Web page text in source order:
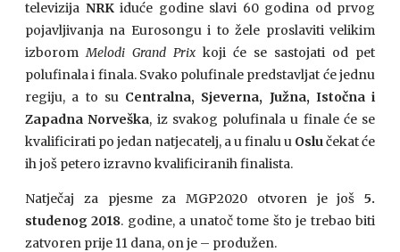
televizija NRKiduće godine slavi 60 godina od prvog
pojavljivanja na Eurosongu i to žele proslaviti velikim
izborom Melodi Grand Prix koji će se sastojati od pet
polufinala i finala. Svako polufinale predstavljat će jednu
regiju, a to su Centralna, Sjeverna, Južna, Istočna i
Zapadna Norveška, iz svakog polufinala u finale će se
kvalificirati po jedan natjecatelj, a u finalu u Oslu čekat će
ih još petero izravno kvalificiranih finalista.
Natječaj za pjesme za MGP2020 otvoren je još 5.
studenog 2018. godine, a unatoč tome što je trebao biti
zatvoren prije 11 dana, on je – produžen.